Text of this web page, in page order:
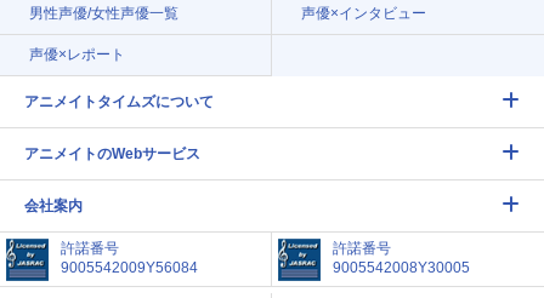
男性声優/女性声優一覧 声優×インタビュー
声優×レポート
アニメイトタイムズについて
アニメイトのWebサービス
会社案内
許諾番号
9005542009Y56084
許諾番号
9005542008Y30005